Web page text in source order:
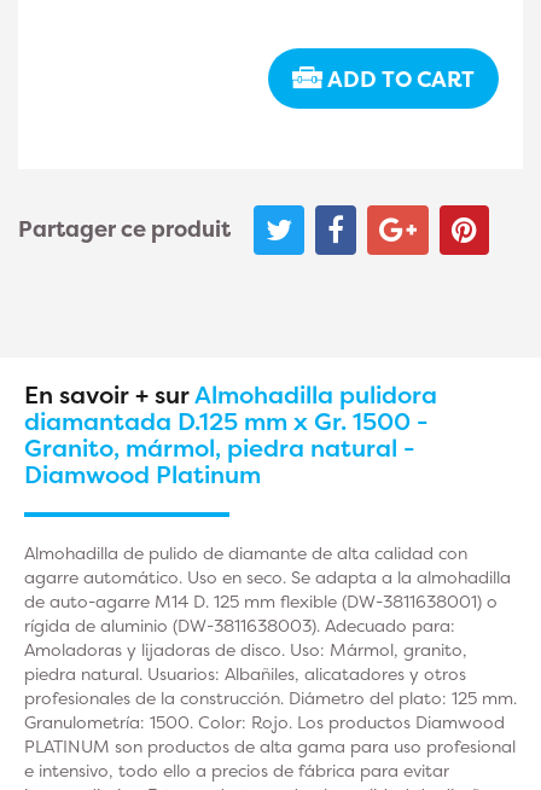
ADD TO CART
Partager ce produit
En savoir + surAlmohadilla pulidora
diamantada D.125 mm x Gr. 1500 -
Granito, mármol, piedra natural -
Diamwood Platinum
Almohadilla de pulido de diamante de alta calidad con
agarre automático. Uso en seco. Se adapta a la almohadilla
de auto-agarre M14 D. 125 mm flexible (DW-3811638001) o
rígida de aluminio (DW-3811638003). Adecuado para:
Amoladoras y lijadoras de disco. Uso: Mármol, granito,
piedra natural. Usuarios: Albañiles, alicatadores y otros
profesionales de la construcción. Diámetro del plato: 125 mm.
Granulometría: 1500. Color: Rojo. Los productos Diamwood
PLATINUM son productos de alta gama para uso profesional
e intensivo, todo ello a precios de fábrica para evitar